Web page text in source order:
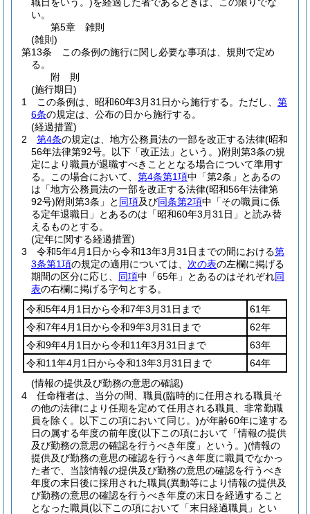
い。
第5章
雑則
(雑則)
第13条
この条例の施行に関し必要な事項は、規則で定め
る。
附 則
(施行期日)
1
この条例は、昭和60年3月31日から施行する。 ただし、 第
6条の規定は、公布の日から施行する。
(経過措置)
2
第4条の規定は、地方公務員法の一部を改正する法律(昭和
56年法律第92号。以下「改正法」という。)附則第3条の規
定により職員が退職すべきこととなる場合について準用す
る。
この場合において、 第4条第1項中「第2条」とあるの
は「地方公務員法の一部を改正する法律(昭和56年法律第
92号)附則第3条」と 同項及び同条第2項中「その職員に係
る定年退職日」とあるのは「昭和60年3月31日」と読み替
えるものとする。
(定年に関する経過措置)
3
令和5年4月1日から令和13年3月31日までの間における第
3条第1項の規定の適用については、 次の表の左欄に掲げる
期間の区分に応じ、 同項中「65年」とあるのはそれぞれ同
表の右欄に掲げる字句とする。
令和5年4月1日から令和7年3月31日まで
61年
令和7年4月1日から令和9年3月31日まで
62年
令和9年4月1日から令和11年3月31日まで
63年
令和11年4月1日から令和13年3月31日まで
64年
(情報の提供及び勤務の意思の確認)
4
任命権者は、当分の間、職員(臨時的に任用される職員そ
の他の法律により任期を定めて任用される職員、非常勤職
員を除く。以下この項において同じ。)が年齢60年に達する
日の属する年度の前年度(以下この項において「情報の提供
及び勤務の意思の確認を行うべき年度」という。)(情報の
提供及び勤務の意思の確認を行うべき年度に職員でなかっ
た者で、当該情報の提供及び勤務の意思の確認を行うべき
年度の末日後に採用された職員(異動等により情報の提供及
び勤務の意思の確認を行うべき年度の末日を経過すること
となった職員(以下この項において「末日経過職員」とい